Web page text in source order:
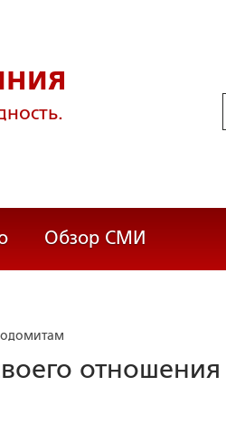
Обзор СМИ
отношения